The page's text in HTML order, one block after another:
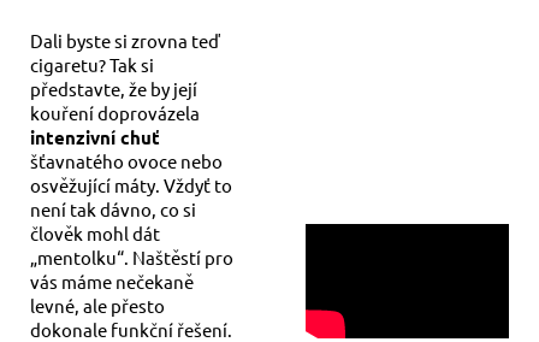
Dali byste si zrovna teď
cigaretu? Tak si
představte, že by její
kouření doprovázela
intenzivní chuť
šťavnatého ovoce nebo
osvěžující máty. Vždyť to
není tak dávno, co si
člověk mohl dát
„mentolku“. Naštěstí pro
vás máme nečekaně
levné, ale přesto
dokonale funkční řešení.